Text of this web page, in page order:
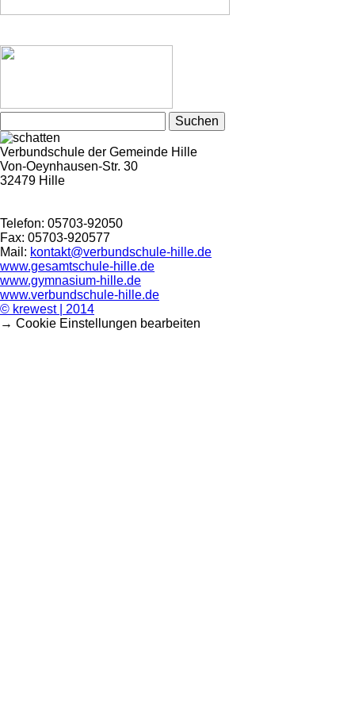
nach:
Verbundschule der Gemeinde Hille
Von-Oeynhausen-Str. 30
32479 Hille
Telefon: 05703-92050
Fax: 05703-920577
Mail: kontakt@verbundschule-hille.de
www.gesamtschule-hille.de
www.gymnasium-hille.de
www.verbundschule-hille.de
© krewest | 2014
→ Cookie Einstellungen bearbeiten